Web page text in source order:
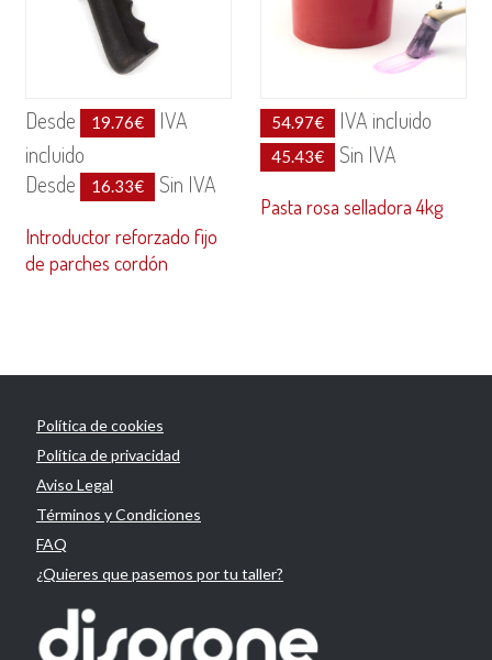
Desde 19.76€
IVA
incluido
Desde
16.33€ Sin IVA
Introductor reforzado fijo
de parches cordón
54.97€ IVA incluido
45.43€ Sin IVA
Pasta rosa selladora 4kg
Política de cookies
Política de privacidad
Aviso Legal
Términos y Condiciones
FAQ
¿Quieres que pasemos por tu taller?